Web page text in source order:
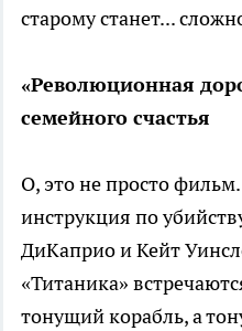
старому станет...
«Революционная
семейного счастья
О, это не просто
инструкция по
ДиКаприо и Кейт
«Титаника»
тонущий корабль, а